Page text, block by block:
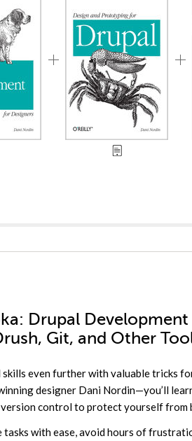
: Drupal
Git, and Other
skills even further with valuable tricks
designer Dani Nordin—you’ll
version control to protect yourself from
with ease, avoid hours of